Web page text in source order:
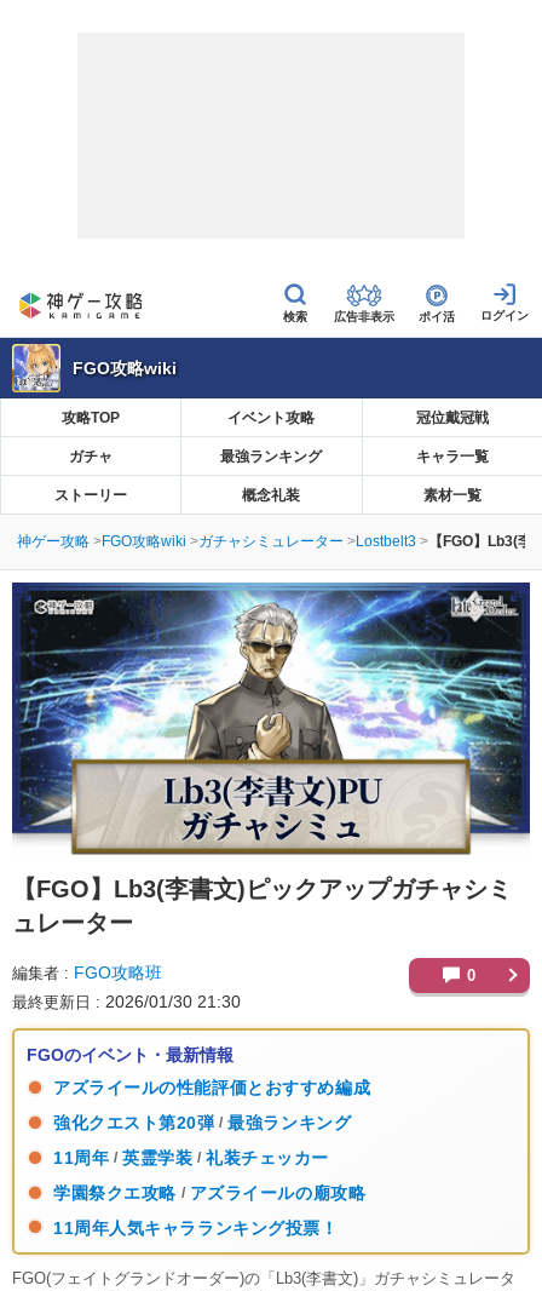
広告非表示 ポイ活
FGO攻略wiki
攻略TOP イベント攻略 冠位戴冠戦
ガチャ 最強ランキング キャラ一覧
ストーリー 概念礼装 素材一覧
神ゲー攻略 FGO攻略wiki ガチャシミュレーター Lostbelt3 【FGO】Lb3(
【FGO】 Lb3(李書文)ピックアップガチャシミ
ュレーター
編集者 FGO攻略班
最終更新日 2026/01/30 21:30
0
FGOのイベント・最新情報
アズライールの性能評価とおすすめ編成
強化クエスト第20弾 / 最強ランキング
11周年 / 英霊学装 / 礼装チェッカー
学園祭クエ攻略 / アズライールの廟攻略
11周年人気キャラランキング投票！
FGO(フェイトグランドオーダー)の「Lb3(李書文)」ガチャシミュレータ